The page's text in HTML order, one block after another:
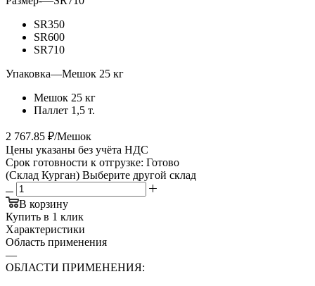
SR350
SR600
SR710
Упаковка—Мешок 25 кг
Мешок 25 кг
Паллет 1,5 т.
2 767.85 ₽/Мешок
Цены указаны без учёта НДС
Срок готовности к отгрузке: Готово
(Склад Курган) Выберите другой склад
В корзину
Купить в 1 клик
Характеристики
Область применения
—
ОБЛАСТИ ПРИМЕНЕНИЯ: